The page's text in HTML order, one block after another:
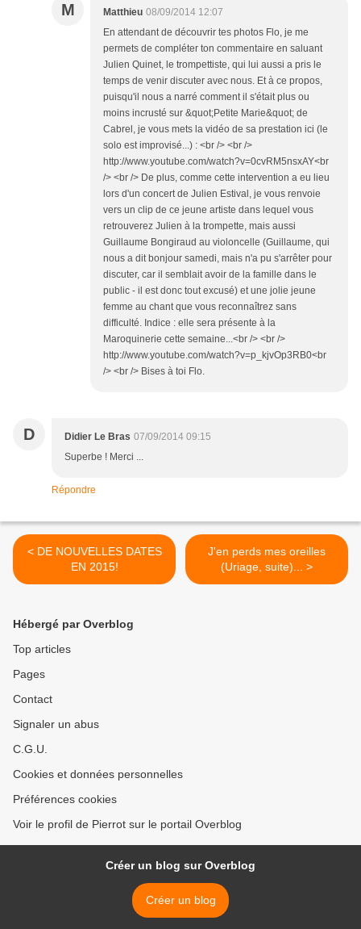
M Matthieu 08/09/2014 12:07
En attendant de découvrir tes photos Flo, je me
permets de compléter ton commentaire en saluant
Julien Quinet, le trompettiste, qui lui aussi a pris le
temps de venir discuter avec nous. Et à ce propos,
puisqu'il nous a narré comment il s'était plus ou
moins incrusté sur &quot;Petite Marie&quot; de
Cabrel, je vous mets la vidéo de sa prestation ici (le
solo est improvisé...) : <br /> <br />
http://www.youtube.com/watch?v=0cvRM5nsxAY<br
/> <br /> De plus, comme cette intervention a eu lieu
lors d'un concert de Julien Estival, je vous renvoie
vers un clip de ce jeune artiste dans lequel vous
retrouverez Julien à la trompette, mais aussi
Guillaume Bongiraud au violoncelle (Guillaume, qui
nous a dit bonjour samedi, mais n'a pu s'arrêter pour
discuter, car il semblait avoir de la famille dans le
public - il est donc tout excusé) et une jolie jeune
femme au chant que vous reconnaîtrez sans
difficulté. Indice : elle sera présente à la
Maroquinerie cette semaine...<br /> <br />
http://www.youtube.com/watch?v=p_kjvOp3RB0<br
/> <br /> Bises à toi Flo.
D Didier Le Bras 07/09/2014 09:15
Superbe ! Merci ...
Répondre
< DE NOUVELLES DATES
EN 2015!
J'en perds mes oreilles
(Uriage, suite)... >
Hébergé par Overblog
Top articles
Pages
Contact
Signaler un abus
C.G.U.
Cookies et données personnelles
Préférences cookies
Voir le profil de Pierrot sur le portail Overblog
Créer un blog sur Overblog
Créer un blog